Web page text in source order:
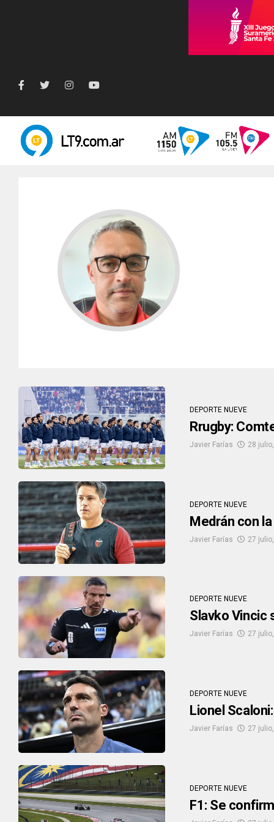
DEPORTE NUEVE
Rrugby:
Javier Farías 28
DEPORTE NUEVE
Medrán con
Javier Farías 27
DEPORTE NUEVE
Slavko Vincic
Javier Farías 27
DEPORTE NUEVE
Lionel
Javier Farías 27
DEPORTE NUEVE
F1: Se